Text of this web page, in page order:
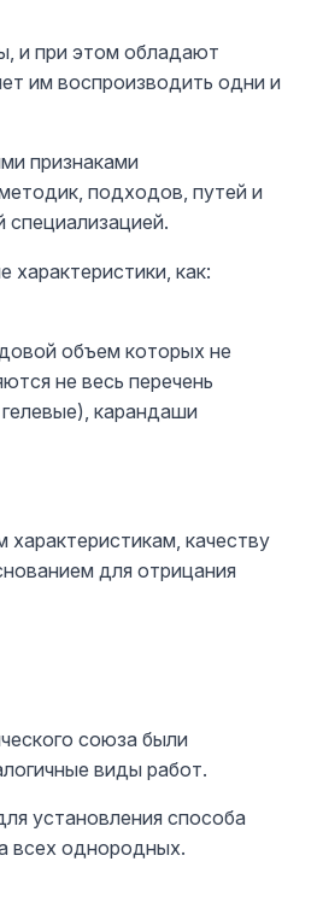
и при этом обладают
им воспроизводить одни и
признаками
подходов, путей и
как:
объем которых не
не весь перечень
карандаши
качеству
для отрицания
союза были
виды работ.
установления способа
всех однородных.